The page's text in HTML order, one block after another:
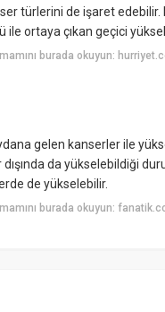
türlerini de işaret
ortaya çıkan geçici
burada okuyun:
gelen kanserler ile
da yükselebildiği
de yükselebilir.
burada okuyun: